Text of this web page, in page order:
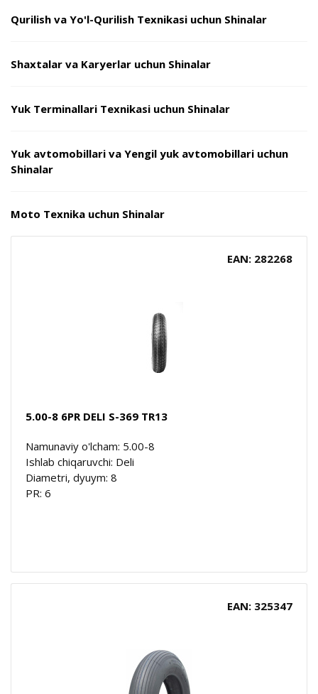
Qurilish va Yo'l-Qurilish Texnikasi uchun Shinalar
Shaxtalar va Karyerlar uchun Shinalar
Yuk Terminallari Texnikasi uchun Shinalar
Yuk avtomobillari va Yengil yuk avtomobillari uchun
Shinalar
Moto Texnika uchun Shinalar
EAN: 282268
5.00-8 6PR DELI S-369 TR13
Namunaviy o'lcham: 5.00-8
Ishlab chiqaruvchi: Deli
Diametri, dyuym: 8
PR: 6
EAN: 325347